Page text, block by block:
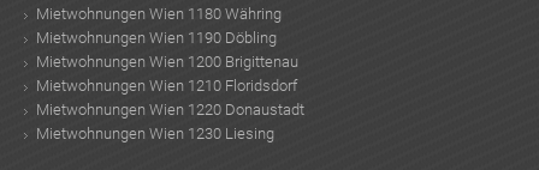
Mietwohnungen Wien 1180 Währing
Mietwohnungen Wien 1190 Döbling
Mietwohnungen Wien 1200 Brigittenau
Mietwohnungen Wien 1210 Floridsdorf
Mietwohnungen Wien 1220 Donaustadt
Mietwohnungen Wien 1230 Liesing